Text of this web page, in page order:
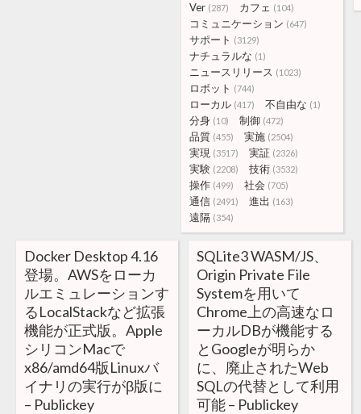
Ver (287) カフェ (104)
コミュニケーション (647)
サポート (3129)
ナチュラルな (1)
ニュースリリース (1023)
ロボット (744)
ローカル (417) 不自由な (1)
分身 (10) 制御 (472)
品質 (455) 実施 (2504)
実現 (3517) 実証 (2326)
実験 (2208) 技術 (3532)
操作 (499) 社会 (705)
通信 (2491) 進出 (163)
遠隔 (354)
Docker Desktop 4.16
登場。AWSをローカ
ルエミュレーションす
るLocalStackなど拡張
機能が正式版。Apple
シリコンMacで
x86/amd64版Linuxバ
イナリの実行がβ版に
– Publickey
SQLite3 WASM/JS、
Origin Private File
Systemを用いて
Chrome上の高速なロ
ーカルDBが機能する
とGoogleが明らか
に、廃止されたWeb
SQLの代替として利用
可能 – Publickey